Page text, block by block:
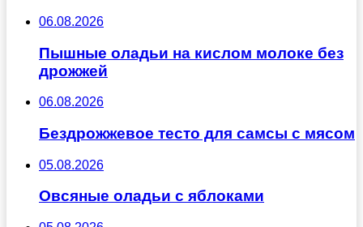
06.08.2026
Пышные оладьи на кислом молоке без
дрожжей
06.08.2026
Бездрожжевое тесто для самсы с мясом
05.08.2026
Овсяные оладьи с яблоками